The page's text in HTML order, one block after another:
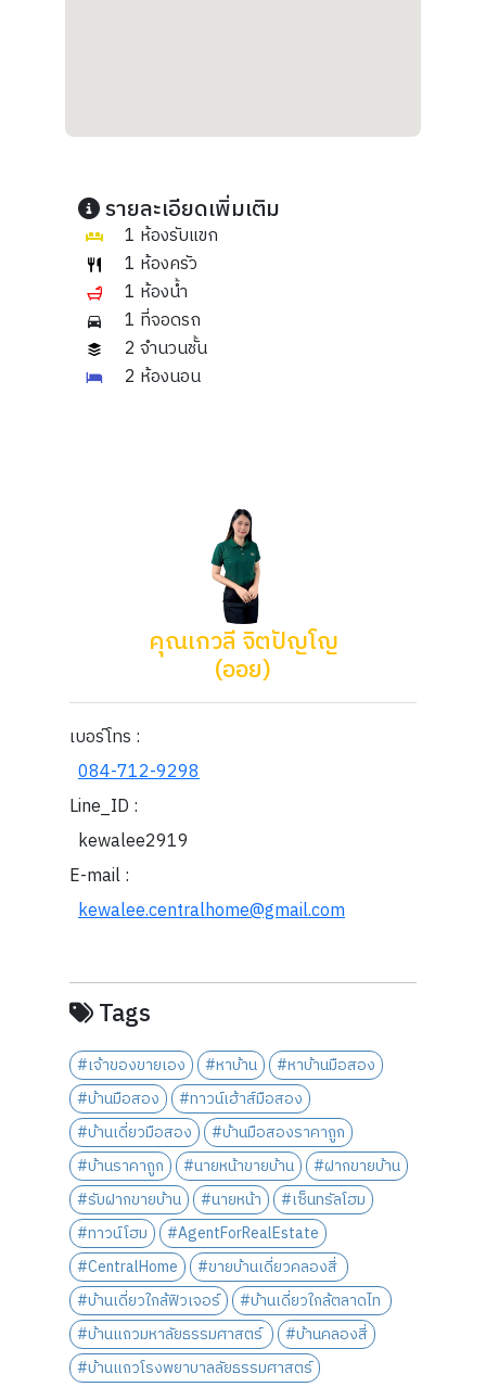
รายละเอียดเพิ่มเติม
1 ห้องรับแขก
1 ห้องครัว
1 ห้องน้ำ
1 ที่จอดรถ
2 จำนวนชั้น
2 ห้องนอน
คุณเกวลี จิตปัญโญ
(ออย)
เบอร์โทร :
084-712-9298
Line_ID :
kewalee2919
E-mail :
kewalee.centralhome@gmail.com
Tags
#เจ้าของขายเอง #หาบ้าน
#หาบ้านมือสอง
#บ้านมือสอง
#ทาวน์เฮ้าส์มือสอง
#บ้านเดี่ยวมือสอง
#บ้านมือสองราคาถูก
#บ้านราคาถูก
#นายหน้าขายบ้าน
#ฝากขายบ้าน
#รับฝากขายบ้าน
#นายหน้า
#เซ็นทรัลโฮม
#ทาวน์โฮม
#AgentForRealEstate
#CentralHome
#ขายบ้านเดี่ยวคลองสี่
#บ้านเดี่ยวใกล้ฟิวเจอร์
#บ้านเดี่ยวใกล้ตลาดไท
#บ้านแถวมหาลัยธรรมศาสตร์
#บ้านคลองสี่
#บ้านแถวโรงพยาบาลลัยธรรมศาสตร์